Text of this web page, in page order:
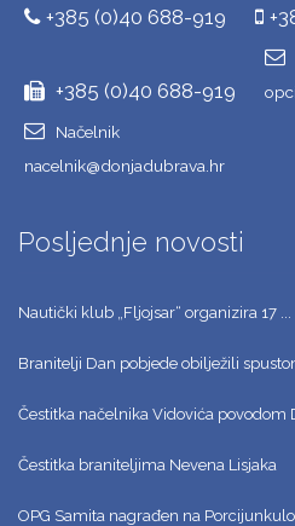
+385 (0)40 688-919
+385 (0)40 688-919
Načelnik
nacelnik@donjadubrava.hr
Posljednje novosti
Nautički klub „Fljojsar“ organizira 17 ...
Branitelji Dan pobjede obilježili
Čestitka načelnika Vidovića povodom
Čestitka braniteljima Nevena Lisjaka
OPG Samita nagrađen na